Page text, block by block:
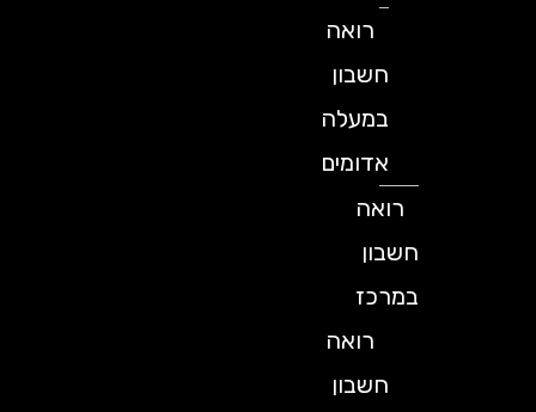
רואה
חשבון
במעלה
אדומים
רואה
חשבון
במרכז
רואה
חשבון